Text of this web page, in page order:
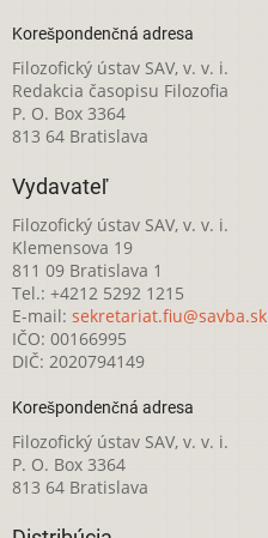
Korešpondenčná adresa
Filozofický ústav SAV, v. v. i.
Redakcia časopisu Filozofia
P. O. Box 3364
813 64 Bratislava
Vydavateľ
Filozofický ústav SAV, v. v. i.
Klemensova 19
811 09 Bratislava 1
Tel.: +4212 5292 1215
E-mail: sekretariat.fiu@savba.sk
IČO: 00166995
DIČ: 2020794149
Korešpondenčná adresa
Filozofický ústav SAV, v. v. i.
P. O. Box 3364
813 64 Bratislava